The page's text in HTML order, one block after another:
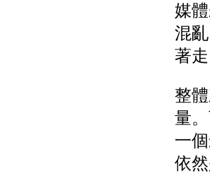
媒
混
著
整
量
一
依